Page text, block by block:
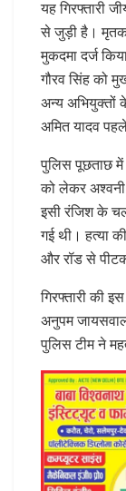
यह गिरफ्तारी
से जुड़ी है। मृतक
मुकदमा दर्ज
गौरव सिंह को
अन्य अभियुक्तों
अमित यादव
पुलिस पूछताछ में
को लेकर अश्वनी
इसी रंजिश के
गई थी। हत्या
और रॉड से
गिरफ्तारी की
अनुपम
पुलिस टीम ने